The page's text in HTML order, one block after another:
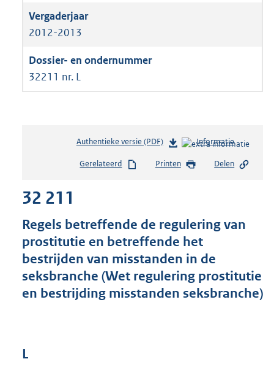
2012-2013
32211 nr. L
Authentieke versie (PDF)b
s
s
g
r
o
o
t
Informatie
Gerelateerd Printen Delen
32 211
Regels betreffende de regulering van
prostitutie en betreffende het
bestrijden van misstanden in de
seksbranche (Wet regulering prostitutie
en bestrijding misstanden seksbranche)
L